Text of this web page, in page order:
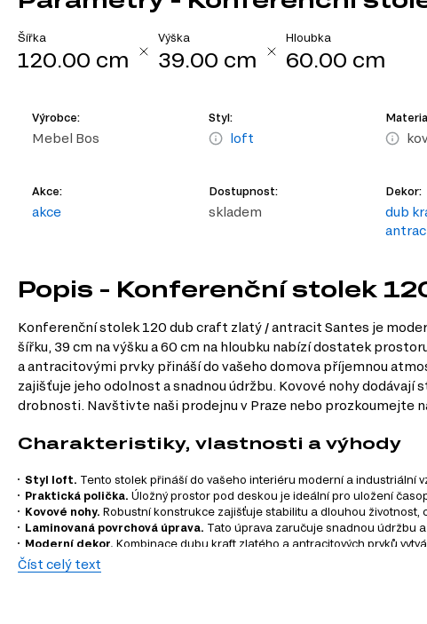
Šířka
120.00 cm
Výška
39.00 cm
Hloubka
60.00 cm
Výrobce:
Mebel Bos
Styl:
loft
Akce:
akce
Dostupnost:
skladem
Dekor:
dub
Popis - Konferenční stolek
Konferenční stolek 120 dub craft zlatý / antracit Santes je
šířku, 39 cm na výšku a 60 cm na hloubku nabízí dostatek
a antracitovými prvky přináší do vašeho domova příjemnou
zajišťuje jeho odolnost a snadnou údržbu. Kovové nohy
drobnosti. Navštivte naši prodejnu v Praze nebo prozkoumejte
Charakteristiky, vlastnosti a výhody
Styl loft. Tento stolek přináší do vašeho interiéru moderní a industriální
Praktická polička. Úložný prostor pod deskou je ideální pro uložení
Kovové nohy. Robustní konstrukce zajišťuje stabilitu a dlouhou životnost,
Laminovaná povrchová úprava. Tato úprava zaručuje snadnou údržbu
Moderní dekor. Kombinace dubu kraft zlatého a antracitových prvků
Informace o sérii nábytku
Číst celý text